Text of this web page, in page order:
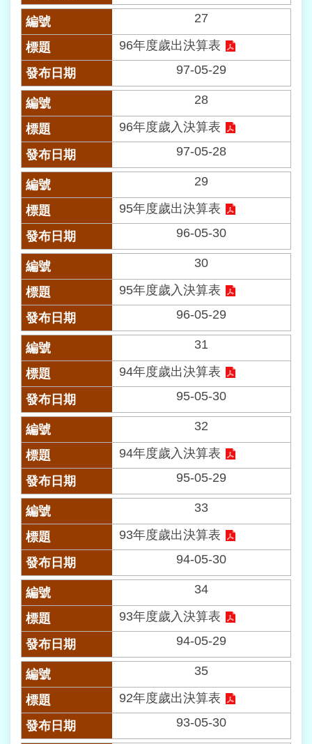
English
語
北
政
網
資
隱
權
訊
27
96年度歲出決算表
97-05-29
28
96年度歲入決算表
97-05-28
29
95年度歲出決算表
96-05-30
30
95年度歲入決算表
96-05-29
31
94年度歲出決算表
95-05-30
32
94年度歲入決算表
95-05-29
33
93年度歲出決算表
94-05-30
34
93年度歲入決算表
94-05-29
35
92年度歲出決算表
93-05-30